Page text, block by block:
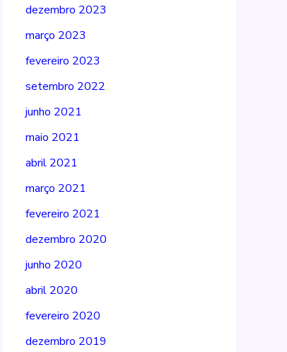
dezembro 2023
março 2023
fevereiro 2023
setembro 2022
junho 2021
maio 2021
abril 2021
março 2021
fevereiro 2021
dezembro 2020
junho 2020
abril 2020
fevereiro 2020
dezembro 2019